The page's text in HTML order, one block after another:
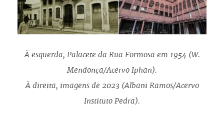
À esquerda, Palacete da Rua Formosa em 1954 (W.
Mendonça/Acervo Iphan).
À direita, imagens de 2023 (Albani Ramos/Acervo
Instituto Pedra).